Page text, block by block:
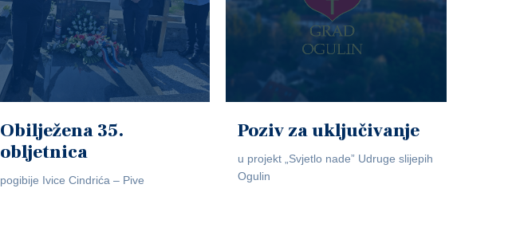
Obilježena 35.
obljetnica
pogibije Ivice Cindrića – Pive
Poziv za uključivanje
u projekt „Svjetlo nade” Udruge slijepih
Ogulin